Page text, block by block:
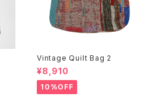
Vintage Quilt Bag 2
¥8,910
10%OFF